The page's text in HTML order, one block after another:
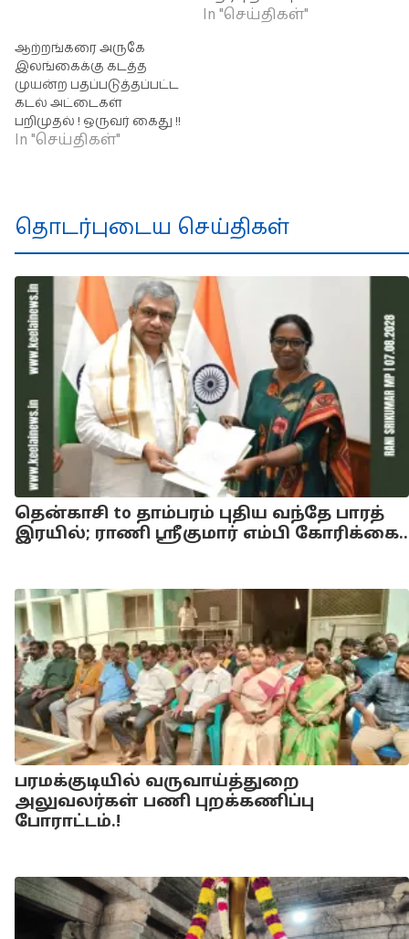
In "செய்திகள்"
ஆற்றங்கரை அருகே
இலங்கைக்கு கடத்த
முயன்ற பதப்படுத்தப்பட்ட
கடல் அட்டைகள்
பறிமுதல் ! ஒருவர் கைது !!
In "செய்திகள்"
தொடர்புடைய செய்திகள்
தென்காசி to தாம்பரம் புதிய வந்தே பாரத்
இரயில்; ராணி ஸ்ரீகுமார் எம்பி கோரிக்கை..
பரமக்குடியில் வருவாய்த்துறை
அலுவலர்கள் பணி புறக்கணிப்பு
போராட்டம்.!